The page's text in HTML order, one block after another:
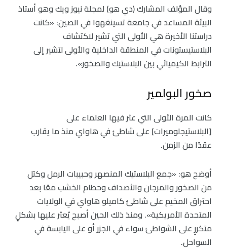
وقال المؤلف المشارك (دي هو) لمجلة نيوز ويك وهو أستاذ
البيئة المساعد في جامعة تسينغهوا في الصين: «كانت
دراستنا الأخيرة هي الأولى التي تشير لاكتشاف
البلاستيستونات في المنطقة الداخلية والأولى لتشير إلى
الترابط الكيميائي بين البلاستيك والصخور».
صخور البولمير
كانت المرة الأولى التي عثر فيها العلماء على
[البلاستيجلوميرات] على شاطئ في هاواي منذ ما يقارب
عقدًا من الزمن.
أوضح هو: «جمع البلاستيك المنصهر وحبيبات الرمل وكتل
من الصخور والمرجان والأصداف وحطام الخشب معًا بعد
احتراق المخيم على شاطئ كاميلو هاواي في الولايات
المتحدة الأمريكية». ومنذ ذلك الحين أصبح يُعثر عليها بشكلٍ
متكررٍ على الشواطئ سواء في الجزر أو على اليابسة في
السواحل.